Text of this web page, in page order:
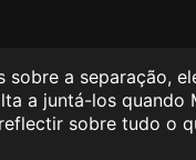
a separação,
a juntá-los quando
sobre tudo o